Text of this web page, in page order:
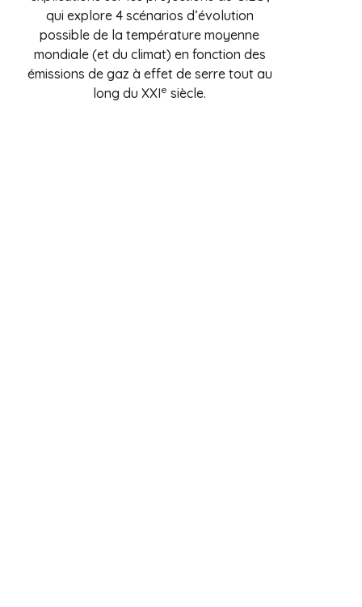
qui explore 4 scénarios d’évolution
possible de la température moyenne
mondiale (et du climat) en fonction des
émissions de gaz à effet de serre tout au
long du XXIe siècle.